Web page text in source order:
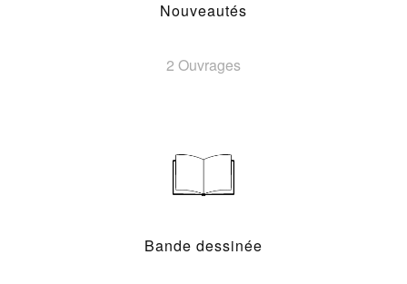
Nouveautés
2 Ouvrages
Bande dessinée